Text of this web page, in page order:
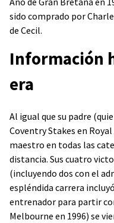
sido comprado por
de Cecil.
Información
era
Al igual que su padre
Coventry Stakes en
maestro en todas las
distancia. Sus cuatro
(incluyendo dos con el
espléndida carrera
entrenador para partir
Melbourne en 1996) se